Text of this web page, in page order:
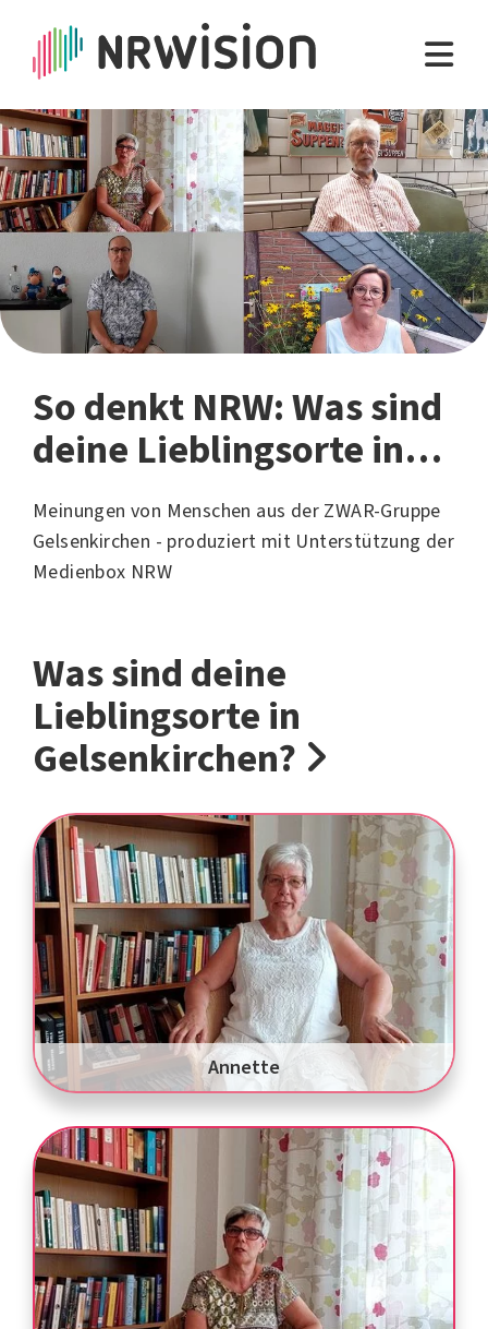
So denkt NRW: Was sind
deine Lieblingsorte in
Gelsenkirchen?
Meinungen von Menschen aus der ZWAR-Gruppe
Gelsenkirchen - produziert mit Unterstützung der
Medienbox NRW
Was sind deine
Lieblingsorte in
Gelsenkirchen?
Annette